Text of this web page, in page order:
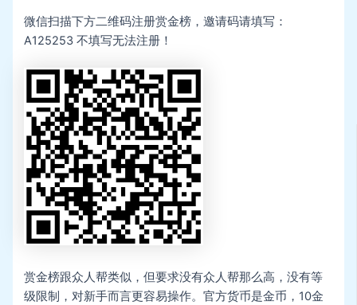
微信扫描下方二维码注册赏金榜，邀请码请填写：
A125253 不填写无法注册！
赏金榜跟众人帮类似，但要求没有众人帮那么高，没有等
级限制，对新手而言更容易操作。官方货币是金币，10金